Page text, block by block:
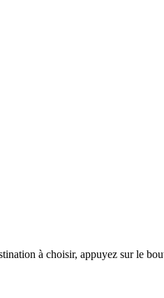
à choisir, appuyez sur le